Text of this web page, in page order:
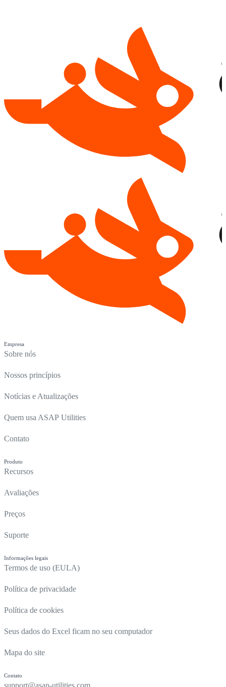
Empresa
Sobre nós
Nossos princípios
Notícias e Atualizações
Quem usa ASAP Utilities
Contato
Produto
Recursos
Avaliações
Preços
Suporte
Informações legais
Termos de uso (EULA)
Política de privacidade
Política de cookies
Seus dados do Excel ficam no seu computador
Mapa do site
Contato